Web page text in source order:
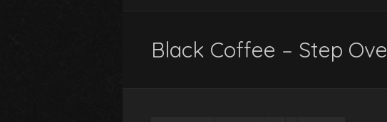
Black Coffee – Step